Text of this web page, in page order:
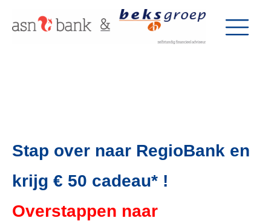
Stap over naar RegioBank en
krijg € 50 cadeau* !
Overstappen naar